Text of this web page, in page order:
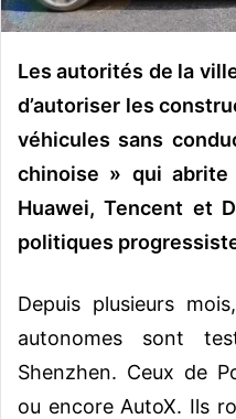
r
e
Les autorités de la
d’autoriser les
véhicules sans
chinoise » qui abrite
Huawei, Tencent et
politiques
Depuis plusieurs
autonomes sont
Shenzhen. Ceux de
ou encore AutoX. Ils